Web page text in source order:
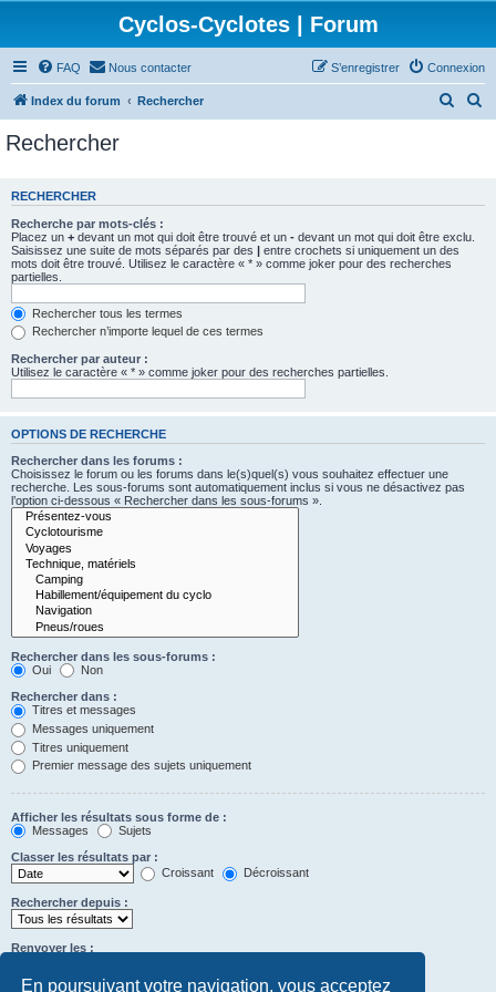
En poursuivant votre navigation, vous acceptez
Cyclos-Cyclotes | Forum
FAQ Nous contacter Connexion
S’enregistrer
Index du forum Rechercher
e
e
r
c
Rechercher
RECHERCHER
Recherche par mots-clés :
Placez un + devant un mot qui doit être trouvé et un - devant un mot qui doit être exclu.
Saisissez une suite de mots séparés par des | entre crochets si uniquement un des
mots doit être trouvé. Utilisez le caractère « * » comme joker pour des recherches
partielles.
Rechercher tous les termes
Rechercher n’importe lequel de ces termes
Rechercher par auteur :
Utilisez le caractère « * » comme joker pour des recherches partielles.
OPTIONS DE RECHERCHE
Rechercher dans les forums :
Choisissez le forum ou les forums dans le(s)quel(s) vous souhaitez effectuer une
recherche. Les sous-forums sont automatiquement inclus si vous ne désactivez pas
l’option ci-dessous « Rechercher dans les sous-forums ».
Rechercher dans les sous-forums :
Oui
Non
Rechercher dans :
Titres et messages
Messages uniquement
Titres uniquement
Premier message des sujets uniquement
Afficher les résultats sous forme de :
Messages
Sujets
Classer les résultats par :
Croissant
Décroissant
Rechercher depuis :
Renvoyer les :